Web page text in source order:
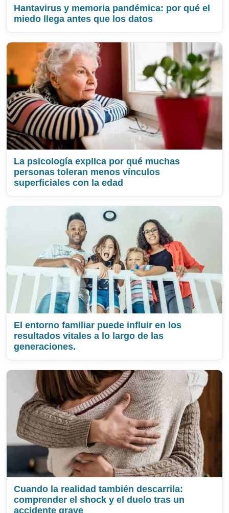
Hantavirus y memoria pandémica: por qué el
miedo llega antes que los datos
La psicología explica por qué muchas
personas toleran menos vínculos
superficiales con la edad
El entorno familiar puede influir en los
resultados vitales a lo largo de las
generaciones.
Cuando la realidad también descarrila:
comprender el shock y el duelo tras un
accidente grave